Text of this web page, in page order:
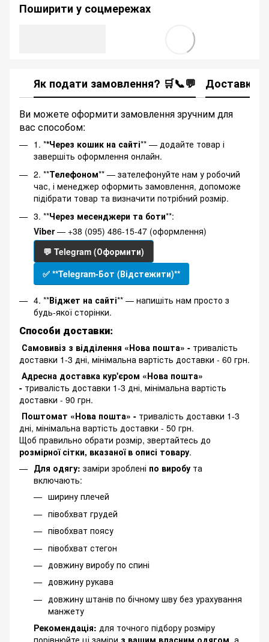
Поширити у соцмережах
Як подати замовлення? 🛒📞💬 Доставка
Ви можете оформити замовлення зручним для
вас способом:
1. **Через кошик на сайті** — додайте товар і
завершіть оформлення онлайн.
2. **Телефоном** — зателефонуйте нам у робочий
час, і менеджер оформить замовлення, допоможе
підібрати товар та визначити потрібний розмір.
3. **Через месенджери та боти**:
Viber— +38 (095) 486-15-47 (оформлення)
💬 Telegram (Оформити)
✅ **Telegram-Бот (Відстежити)**
4. **Віджет на сайті** — напишіть нам просто з
будь-якої сторінки.
Способи доставки:
Самовивіз з відділення «Нова пошта» - тривалість
доставки 1-3 дні, мінімальна вартість доставки - 60 грн.
Адресна доставка кур'єром «Нова пошта»
- тривалість доставки 1-3 дні, мінімальна вартість
доставки - 90 грн.
Поштомат «Нова пошта» - тривалість доставки 1-3
дні, мінімальна вартість доставки - 50 грн.
Щоб правильно обрати розмір, звертайтесь до
розмірної сітки, вказаної в описі товару.
Для одягу: заміри зроблені по виробу та
включають:
ширину плечей
півобхват грудей
півобхват поясу
півобхват стегон
довжину виробу по спині
довжину рукава
довжину штанів по бічному шву без урахування
манжету
Рекомендація: для точного підбору розміру